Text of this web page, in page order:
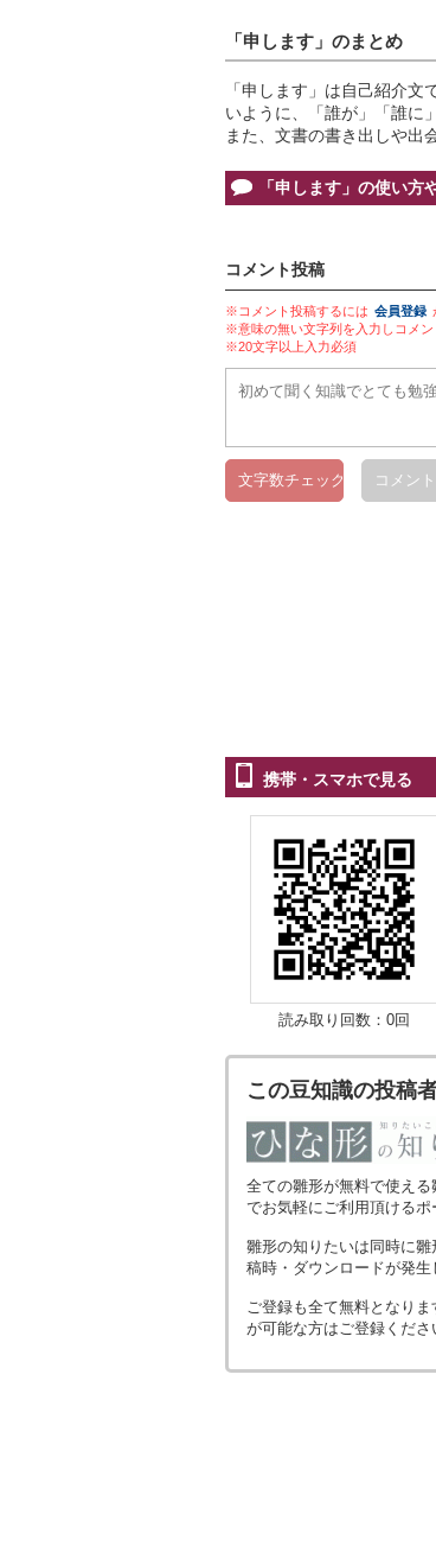
「申します」のまとめ
「申します」は自己紹介
いように、「誰が」「誰に
また、文書の書き出しや出
「申します」の使い
コメント投稿
※コメント投稿するには 会員登録
※意味の無い文字列を入力しコメン
※20文字以上入力必須
携帯・スマホで見る
読み取り回数：0回
この豆知識の投稿者
全ての雛形が無料で使え
でお気軽にご利用頂ける
雛形の知りたいは同時に
稿時・ダウンロードが発生
ご登録も全て無料となり
が可能な方はご登録くださ